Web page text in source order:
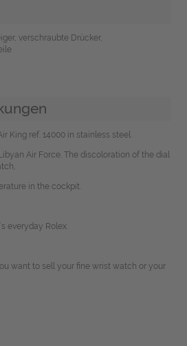
verschraubte Drücker,
King ref. 14000 in stainless steel.
Air Force. The discoloration of the dial
in the cockpit.
everyday Rolex.
want to sell your fine wrist watch or your